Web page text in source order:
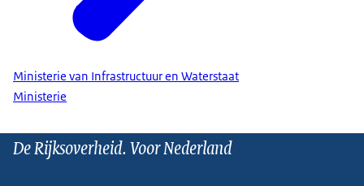
Ministerie van Infrastructuur en Waterstaat
Ministerie
De Rijksoverheid. Voor Nederland